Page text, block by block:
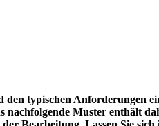
den typischen Anforderungen
Muster enthält